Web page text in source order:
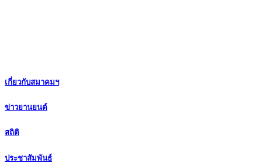
เกี่ยวกับสมาคมฯ
ข่าวยานยนต์
สถิติ
ประชาสัมพันธ์